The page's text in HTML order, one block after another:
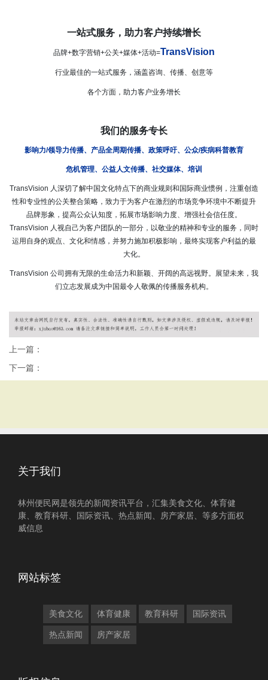
一站式服务，助力客户持续增长
品牌+数字营销+公关+媒体+活动=TransVision
行业最佳的一站式服务，涵盖咨询、 传播、创意等
各个方面，助力客户业务增长
我们的服务专长
影响力/领导力传播、 产品全周期传播、 政策呼吁、 公众/疾病科普教育
危机管理、 公益人文传播、社交媒体、培训
TransVision 人深切了解中国文化特点下的商业规则和国际商业惯例，注重创造
性和专业性的公关整合策略，致力于为客户在激烈的市场竞争环境中不断提升
品牌形象，提高公众认知度，拓展市场影响力度、增强社会信任度。
TransVision 人视自己为客户团队的一部分，以敬业的精神和专业的服务，同时
运用自身的观点、文化和情感，并努力施加积极影响，最终实现客户利益的最
大化。
TransVision 公司拥有无限的生命活力和新颖、开阔的高远视野。展望未来，我
们立志发展成为中国最令人敬佩的传播服务机构。
上一篇：
下一篇：
关于我们
林州便民网是领先的新闻资讯平台，汇集美食文化、体育健
康、教育科研、国际资讯、热点新闻、房产家居、等多方面权
威信息
网站标签
美食文化 体育健康 教育科研 国际资讯
热点新闻 房产家居